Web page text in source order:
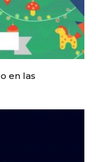
en las